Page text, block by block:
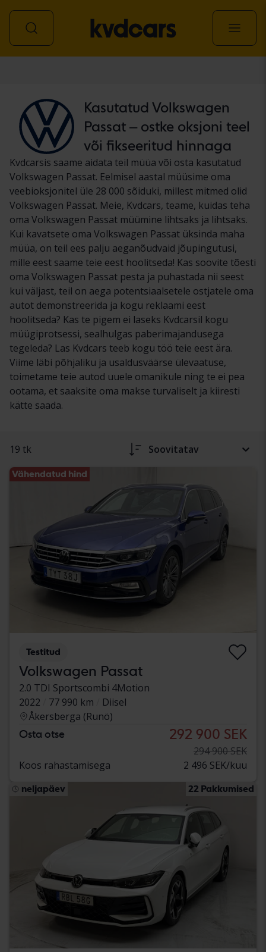
Kasutatud Volkswagen
Passat – ostke oksjoni teel
või fikseeritud hinnaga
Kvdcarsis saame aidata teil müüa või osta kasutatud
Volkswagen Passat. Eelmisel aastal müüsime oma
veebioksjonitel üle 28 000 sõiduki, millest mitmed olid
Volkswagen Passat. Meie, Kvdcars, teame, kuidas teha
oma Volkswagen Passat müümine lihtsaks ja lihtsaks.
Kui kavatsete oma Volkswagen Passat üksinda maha
müüa, on teil ees palju aeganõudvaid jõupingutusi,
mille eest saame teie eest hoolitseda! Kas soovite tõesti
oma Volkswagen Passat pesta ja puhastada nii seest
kui väljast, teil on aega potentsiaalsetele ostjatele oma
autot demonstreerida ja kogu reklaami eest
hoolitseda? Kas te pigem ei laseks Kvdcarsil kogu
müügiprotsessi, sealhulgas paberimajandusega
tegeleda? Las Kvdcars teeb kogu töö teie eest ära.
Viime läbi põhjaliku ja usaldusväärse ülevaatuse,
toimetame teie autod uuele omanikule ning te ei pea
ootama, et saaksite oma makse turvaliselt ja kiiresti
kätte saada.
19 tk Soovitatav
Vähendatud hind
Testitud
Volkswagen Passat
2.0 TDI Sportscombi 4Motion
2022
77 990 km
Diisel
Åkersberga (Runö)
Osta otse 292 900 SEK
294 900 SEK
Koos rahastamisega
2 496 SEK/kuu
neljapäev 22 Pakkumised